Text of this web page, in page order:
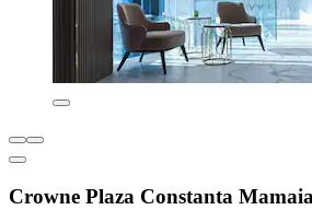
Crowne Plaza Constanta